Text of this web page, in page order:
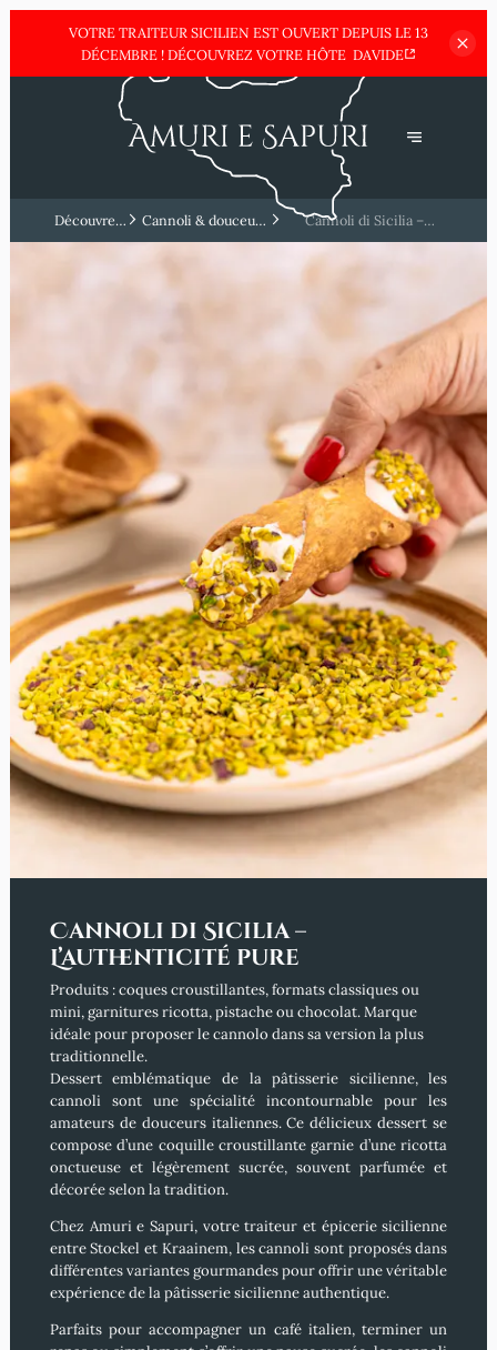
VOTRE TRAITEUR SICILIEN EST OUVERT DEPUIS LE 13
DÉCEMBRE !DÉCOUVREZ VOTRE HÔTE DAVIDE
Découvrez
la Sicile
Cannoli & douceurs
siciliennes
Cannoli di Sicilia –
L’authenticité pure
Cannoli di Sicilia –
L’authenticité pure
Produits : coques croustillantes, formats classiques ou
mini, garnitures ricotta, pistache ou chocolat. Marque
idéale pour proposer le cannolo dans sa version la plus
traditionnelle.
Dessert emblématique de la pâtisserie sicilienne, les
cannolisont une spécialité incontournable pour les
amateurs de douceurs italiennes. Ce délicieux dessert se
compose d’une coquille croustillante garnie d’unericotta
onctueuse et légèrement sucrée, souvent parfumée et
décorée selon la tradition.
Chez Amuri e Sapuri, votretraiteur et épicerie sicilienne
entre Stockel et Kraainem, les cannoli sont proposés dans
différentes variantes gourmandes pour offrir une véritable
expérience de lapâtisserie sicilienne authentique.
Parfaits pour accompagner un café italien, terminer un